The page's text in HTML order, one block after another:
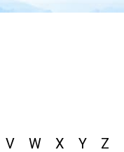
V W X Y Z